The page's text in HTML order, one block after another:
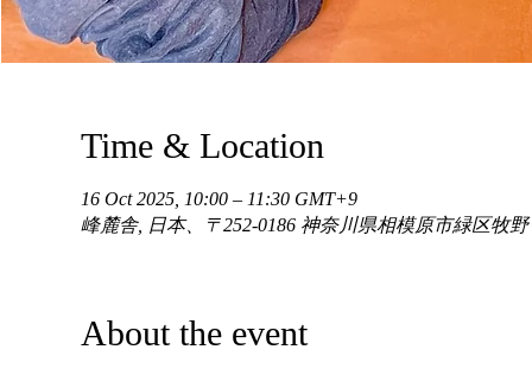
Time & Location
16 Oct 2025, 10:00 – 11:30 GMT+9
峰麓舎, 日本、〒252-0186 神奈川県相模原市緑区牧
About the event